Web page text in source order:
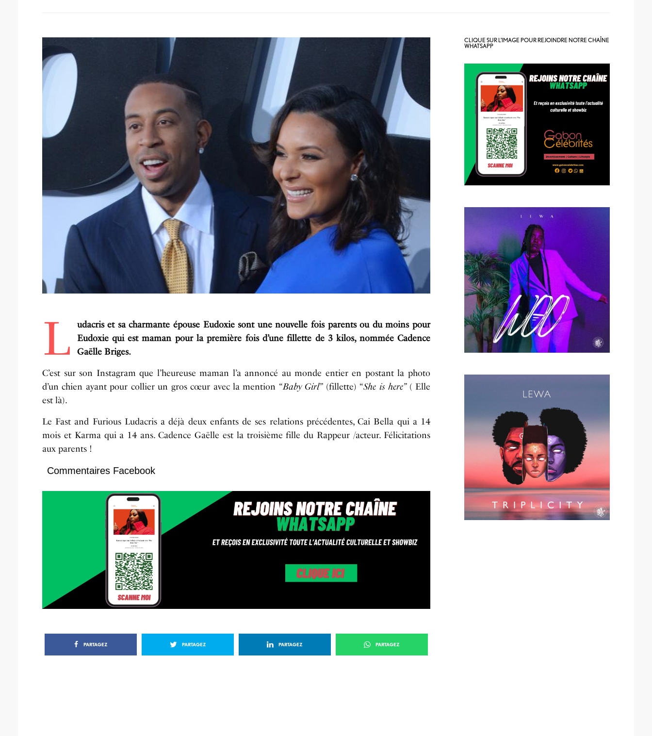
L
udacris et sa charmante épouse Eudoxie sont une nouvelle fois parents ou du moins pour
Eudoxie qui est maman pour la première fois d’une fillette de 3 kilos, nommée Cadence
Gaëlle Briges.
C’est sur son Instagram que l’heureuse maman l’a annoncé au monde entier en postant la photo
d’un chien ayant pour collier un gros cœur avec la mention “Baby Girl”(fillette) “She is here” ( Elle
est là).
Le Fast and Furious Ludacris a déjà deux enfants de ses relations précédentes, Cai Bella qui a 14
mois et Karma qui a 14 ans. Cadence Gaëlle est la troisième fille du Rappeur /acteur. Félicitations
aux parents !
Commentaires Facebook
PARTAGEZ PARTAGEZ PARTAGEZ PARTAGEZ
CLIQUE SUR L’IMAGE POUR REJOINDRE NOTRE CHAÎNE
WHATSAPP